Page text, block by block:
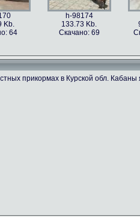
Kb.
64
h-98174
133.73 Kb.
Скачано: 69
прикормах в Курской обл.